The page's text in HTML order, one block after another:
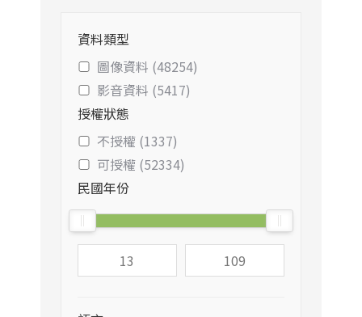
資料類型
圖像資料 (48254)
影音資料 (5417)
授權狀態
不授權 (1337)
可授權 (52334)
民國年份